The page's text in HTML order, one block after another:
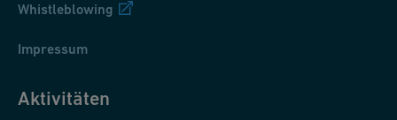
Whistleblowing
Impressum
Aktivitäten